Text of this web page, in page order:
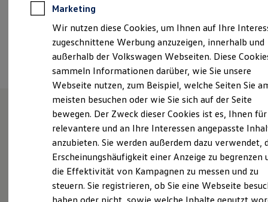
Sommer-Special
Reparatur, Pflege & Inspektion
Servicetermin anfragen
Service-Vorteile bei Volkswagen Nutzfahrzeuge
Economy Service
Räder & Reifen Service
Ersatzfahrzeuge
Notdienst und Pannenhilfe
Software, Konnektivität & Apps
California App
VW Connect für Ihren ID. Buzz
VW Connect für Ihren Transporter/Caravelle
VW Connect für Ihren Amarok
VW Connect für andere Modelle
Connect Pro
Fleet Interface Data
Multistop Pathfinder
Termin vereinbaren
Unsere Leistungenim
Überblick
Service
Marketing
Wir nutzen diese Cookies, um Ihnen auf Ihre
zugeschnittene Werbung anzuzeigen, innerhalb und
außerhalb der Volkswagen Webseiten. Diese
sammeln Informationen darüber, wie Sie unsere
Webseite nutzen, zum Beispiel, welche Seiten Sie
meisten besuchen oder wie Sie sich auf der Seite
bewegen. Der Zweck dieser Cookies ist es, Ihnen für
relevantere und an Ihre Interessen angepasste
anzubieten. Sie werden außerdem dazu verwendet,
Erscheinungshäufigkeit einer Anzeige zu begrenzen
die Effektivität von Kampagnen zu messen und zu
steuern. Sie registrieren, ob Sie eine Webseite
haben oder nicht, sowie welche Inhalte genutzt